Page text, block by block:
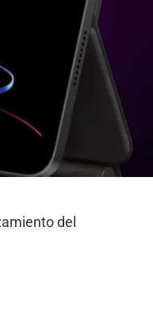
del